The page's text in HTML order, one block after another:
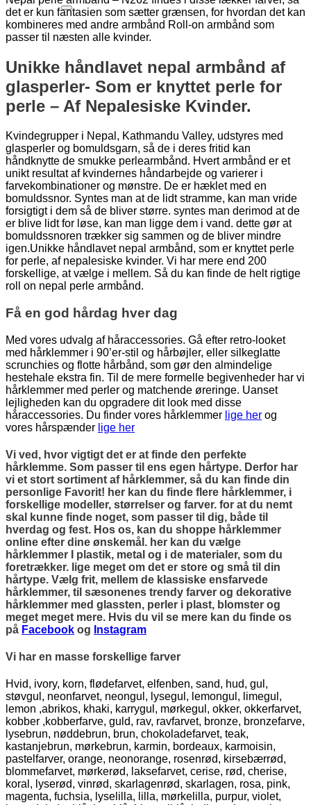
det er kun fantasien som sætter grænsen, for hvordan det kan
kombineres med andre armbånd Roll-on armbånd som
passer til næsten alle kvinder.
Unikke håndlavet nepal armbånd af
glasperler- Som er knyttet perle for
perle – Af Nepalesiske Kvinder.
Kvindegrupper i Nepal, Kathmandu Valley, udstyres med
glasperler og bomuldsgarn, så de i deres fritid kan
håndknytte de smukke perlearmbånd. Hvert armbånd er et
unikt resultat af kvindernes håndarbejde og varierer i
farvekombinationer og mønstre. De er hæklet med en
bomuldssnor. Syntes man at de lidt stramme, kan man vride
forsigtigt i dem så de bliver større. syntes man derimod at de
er blive lidt for løse, kan man ligge dem i vand. dette gør at
bomuldssnoren trækker sig sammen og de bliver mindre
igen.Unikke håndlavet nepal armbånd, som er knyttet perle
for perle, af nepalesiske kvinder. Vi har mere end 200
forskellige, at vælge i mellem. Så du kan finde de helt rigtige
roll on nepal perle armbånd.
Få en god hårdag hver dag
Med vores udvalg af håraccessories. Gå efter retro-looket
med hårklemmer i 90’er-stil og hårbøjler, eller silkeglatte
scrunchies og flotte hårbånd, som gør den almindelige
hestehale ekstra fin. Til de mere formelle begivenheder har vi
hårklemmer med perler og matchende øreringe. Uanset
lejligheden kan du opgradere dit look med disse
håraccessories. Du finder vores hårklemmer lige her og
vores hårspænder lige her
Vi ved, hvor vigtigt det er at finde den perfekte
hårklemme. Som passer til ens egen hårtype. Derfor har
vi et stort sortiment af hårklemmer, så du kan finde din
personlige Favorit! her kan du finde flere hårklemmer, i
forskellige modeller, størrelser og farver. for at du nemt
skal kunne finde noget, som passer til dig, både til
hverdag og fest. Hos os, kan du shoppe hårklemmer
online efter dine ønskemål. her kan du vælge
hårklemmer I plastik, metal og i de materialer, som du
foretrækker. lige meget om det er store og små til din
hårtype. Vælg frit, mellem de klassiske ensfarvede
hårklemmer, til sæsonenes trendy farver og dekorative
hårklemmer med glassten, perler i plast, blomster og
meget meget mere. Hvis du vil se mere kan du finde os
på Facebook og Instagram
Vi har en masse forskellige farver
Hvid, ivory, korn, flødefarvet, elfenben, sand, hud, gul,
støvgul, neonfarvet, neongul, lysegul, lemongul, limegul,
lemon ,abrikos, khaki, karrygul, mørkegul, okker, okkerfarvet,
kobber ,kobberfarve, guld, rav, ravfarvet, bronze, bronzefarve,
lysebrun, nøddebrun, brun, chokoladefarvet, teak,
kastanjebrun, mørkebrun, karmin, bordeaux, karmoisin,
pastelfarver, orange, neonorange, rosenrød, kirsebærrød,
blommefarvet, mørkerød, laksefarvet, cerise, rød, cherise,
koral, lyserød, vinrød, skarlagenrød, skarlagen, rosa, pink,
magenta, fuchsia, lyselilla, lilla, mørkelilla, purpur, violet,